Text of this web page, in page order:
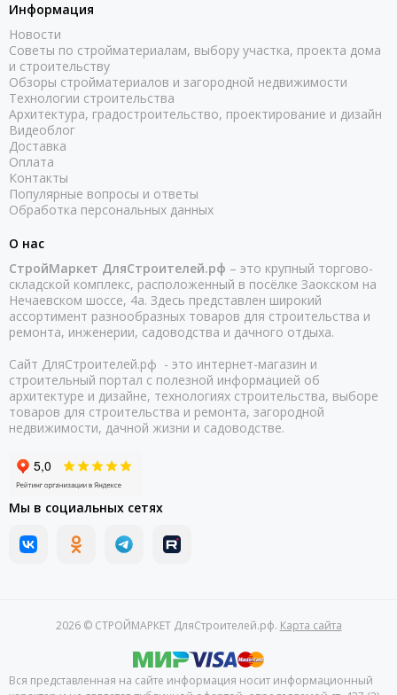
Информация
Новости
Советы по стройматериалам, выбору участка, проекта дома
и строительству
Обзоры стройматериалов и загородной недвижимости
Технологии строительства
Архитектура, градостроительство, проектирование и дизайн
Видеоблог
Доставка
Оплата
Контакты
Популярные вопросы и ответы
Обработка персональных данных
О нас
СтройМаркет ДляСтроителей.рф – это крупный торгово-
складской комплекс, расположенный в посёлке Заокском на
Нечаевском шоссе, 4а. Здесь представлен широкий
ассортимент разнообразных товаров для строительства и
ремонта, инженерии, садоводства и дачного отдыха.
Сайт ДляСтроителей.рф - это интернет-магазин и
строительный портал с полезной информацией об
архитектуре и дизайне, технологиях строительства, выборе
товаров для строительства и ремонта, загородной
недвижимости, дачной жизни и садоводстве.
Мы в социальных сетях
2026 © СТРОЙМАРКЕТ ДляСтроителей.рф. Карта сайта
Вся представленная на сайте информация носит информационный